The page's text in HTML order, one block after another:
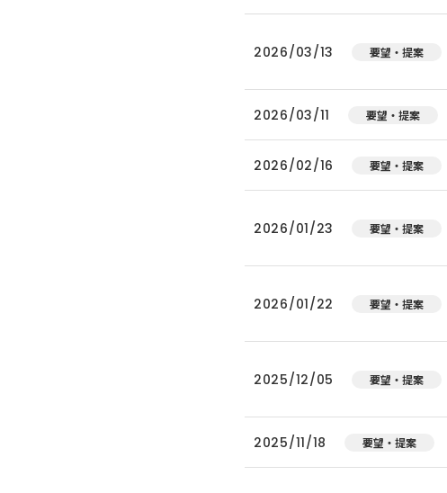
2026/03/13 要望・提案
2026/03/11 要望・提案
2026/02/16 要望・提案
2026/01/23 要望・提案
2026/01/22 要望・提案
2025/12/05 要望・提案
2025/11/18 要望・提案